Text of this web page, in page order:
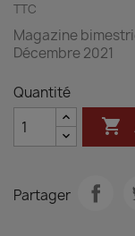
TTC
Magazine
Décembre 2021
Quantité

Partager